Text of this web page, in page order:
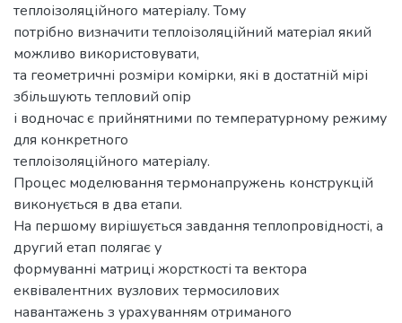
теплоізоляційного матеріалу. Тому
потрібно визначити теплоізоляційний матеріал який
можливо використовувати,
та геометричні розміри комірки, які в достатній мірі
збільшують тепловий опір
і водночас є прийнятними по температурному режиму
для конкретного
теплоізоляційного матеріалу.
Процес моделювання термонапружень конструкцій
виконується в два етапи.
На першому вирішується завдання теплопровідності, а
другий етап полягає у
формуванні матриці жорсткості та вектора
еквівалентних вузлових термосилових
навантажень з урахуванням отриманого